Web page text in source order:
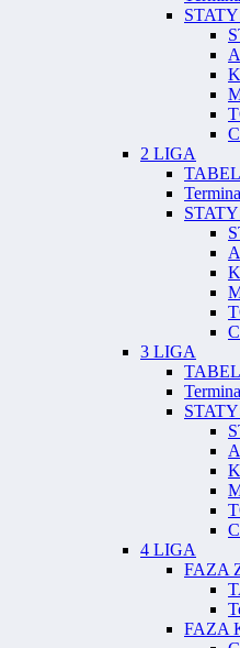
2 LIGA
3 LIGA
4 LIGA
FAZA
FAZA